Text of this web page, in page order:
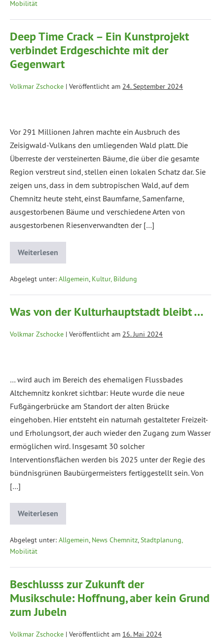
Mobilität
Deep Time Crack – Ein Kunstprojekt
verbindet Erdgeschichte mit der
Gegenwart
Volkmar Zschocke | Veröffentlicht am 24. September 2024
Vor 291 Millionen Jahren machte ein Ausbruch des
Zeisigwald-Vulkans den umliegenden Wald platt. Die
Überreste der versteinerten Bäume, die über die gesamte
Region verstreut sind, stellen einen lokalen Schatz dar. Sie
zeigen uns, dass in dem subtropischen Wald, auf dem
Chemnitz heute steht, einst Baumfarne, Samenfarne,
ausgestorbenen Bäume und verschiedene Arten von
ausgestorbenen Riesenverwandten der […]
Weiterlesen
Abgelegt unter: Allgemein, Kultur, Bildung
Was von der Kulturhauptstadt bleibt …
Volkmar Zschocke | Veröffentlicht am 25. Juni 2024
… wird auch im Bereich des ehemaligen Flussbades
Altchemnitz konkret sichtbar: Heute wurde die neue
Fußgängerbrücke am Standort der alten Brücke
eingehoben. Hier entsteht ein naturnah gestalteter Freizeit-
und Erholungsort, der auch wieder den Zugang zum Wasser
ermöglichen wird. Insgesamt 30 solcher
Interventionsflächen werden bis 2025 unter der Regie des
bündnisgrünen Baubürgermeisters fertiggestellt sein. Von
[…]
Weiterlesen
Abgelegt unter: Allgemein, News Chemnitz,Stadtplanung,
Mobilität
Beschlusss zur Zukunft der
Musikschule: Hoffnung, aber kein Grund
zum Jubeln
Volkmar Zschocke | Veröffentlicht am 16. Mai 2024